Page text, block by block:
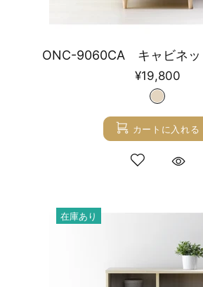
ONC-9060CA キャビネ
¥19,800
カートに入れる
在庫あり